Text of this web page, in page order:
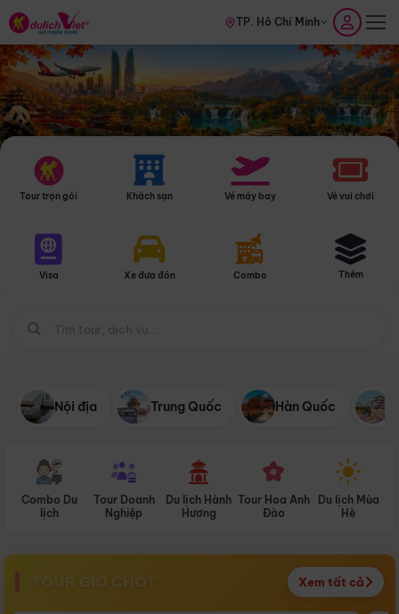
TP. Hồ Chí Minh
Tour trọn gói Khách sạn Vé máy bay Vé vui chơi
Visa Xe đưa đón Combo Thêm
Nội địa Trung Quốc Hàn Quốc
Combo Du
lịch
Tour Doanh
Nghiệp
Du lịch Hành
Hương
Tour Hoa Anh
Đào
Du lịch Mùa
Hè
TOUR GIỜ CHÓT Xem tất cả
Điểm nổi bật